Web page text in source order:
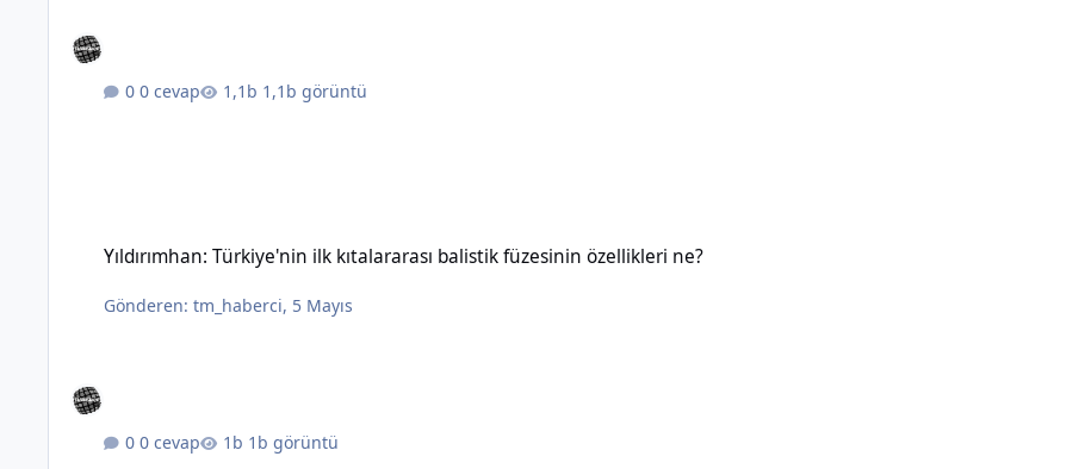
0 cevap 1,1b görüntü
Yıldırımhan: Türkiye'nin ilk kıtalararası balistik füzesinin özellikleri ne?
Gönderen:tm_haberci, 5 Mayıs
0 cevap 1b görüntü